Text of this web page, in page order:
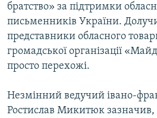
ВІДЕОУРОКИ «ELIFBE»
СВІДЧЕННЯ ОКУПАЦІЇ
УКРАЇНСЬКА ПРОБЛЕМА КРИМУ
ІНФОГРАФІКА
Русский
Qırımtatar
ДОЛУЧАЙСЯ!
братство» за підтримки
письменників України.
представники обласного
громадської організації
просто перехожі.
Незмінний ведучий івано-
Ростислав Микитюк